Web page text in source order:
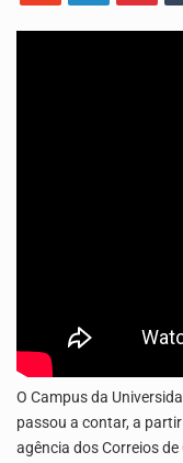
O Campus da
passou a contar, a
agência dos Correios